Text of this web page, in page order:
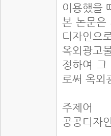
이용했을
본 논문은
디자인으
옥외광고
정하여 그
로써 옥외
주제어
공공디자